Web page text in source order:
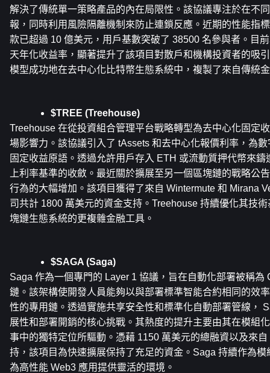
解決了傳統單一策略產品的內在局限性。該協議專注於在不
報，同時利用風險隔離機制來防止連鎖反應。近期的性能指
款已超過 10 億美元，用戶基數突破了 38500 名參與者。目
天年化收益率，顯著提升了該項目對散戶和機構投資者的吸
模型成功地在去中心化比特幣生態系統中，複製了來自傳統
$TREE (Treehouse)
Treehouse 在從投資組合管理平台戰略轉型為去中心化固定
場影響力。該協議引入了 tAssets 和去中心化報價利率，為
固定收益原語。透過允許用戶存入 ETH 或流動質押代幣來
上利率基準的收斂。最近關於擴展至另一個區塊鏈的戰略公
行為的大幅增加。該項目獲得了來自 Wintermute 和 Mirana
司共計 1800 萬美元的資金支持。Treehouse 持續優化其技
塊鏈生態系統的更複雜金融工具。
$SAGA (Saga)
Saga 作為一個專門的 Layer 1 協議，旨在自動化部署被稱為
鏈。該架構使開發人員能夠以與部署標準智能合約相同的效
性的專用鏈。透過實施共享安全性和標準化自動部署管線，
展性和部署開銷的核心挑戰。其熱度的提升主要由其在模組
事中的獨特定位所驅動。憑藉 1150 萬美元的總融資以及來
持，該項目為快速擴展保持了充足的資金。Saga 持續作為
為高性能 Web3 應用提供靈活的環境。